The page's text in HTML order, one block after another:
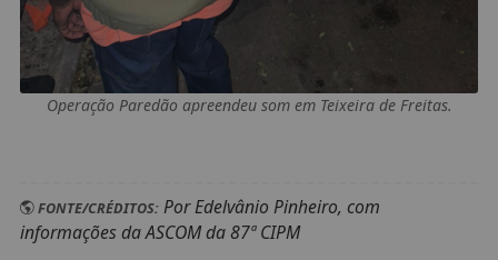
Operação Paredão apreendeu som em Teixeira de Freitas.
FONTE/CRÉDITOS:Por Edelvânio Pinheiro, com
informações da ASCOM da 87ª CIPM